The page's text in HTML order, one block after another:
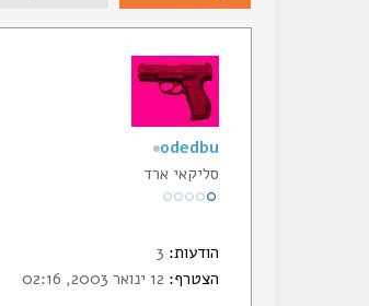
odedbu
סליקאי ארד
הודעות:
הצטרף: